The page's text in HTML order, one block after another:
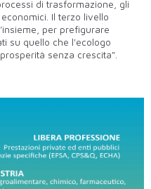
di trasformazione, gli
Il terzo livello
per prefigurare
su quello che l'ecologo
senza crescita".